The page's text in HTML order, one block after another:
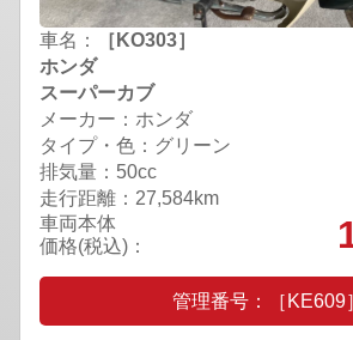
車名：
［KO303］
ホンダ
スーパーカブ
メーカー：ホンダ
タイプ・色：グリーン
排気量：50cc
走行距離：27,584km
車両本体
価格(税込)：
管理番号：［KE609］